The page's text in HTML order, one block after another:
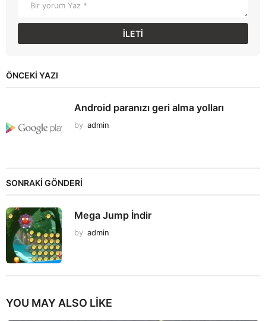
ÖNCEKI YAZI
Android paranızı geri alma yolları
by admin
SONRAKİ GÖNDERİ
Mega Jump İndir
by admin
YOU MAY ALSO LIKE